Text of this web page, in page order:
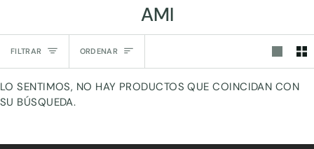
AMI
FILTRAR Ordenar
ORDENAR
LO SENTIMOS, NO HAY PRODUCTOS QUE COINCIDAN CON
SU BÚSQUEDA.